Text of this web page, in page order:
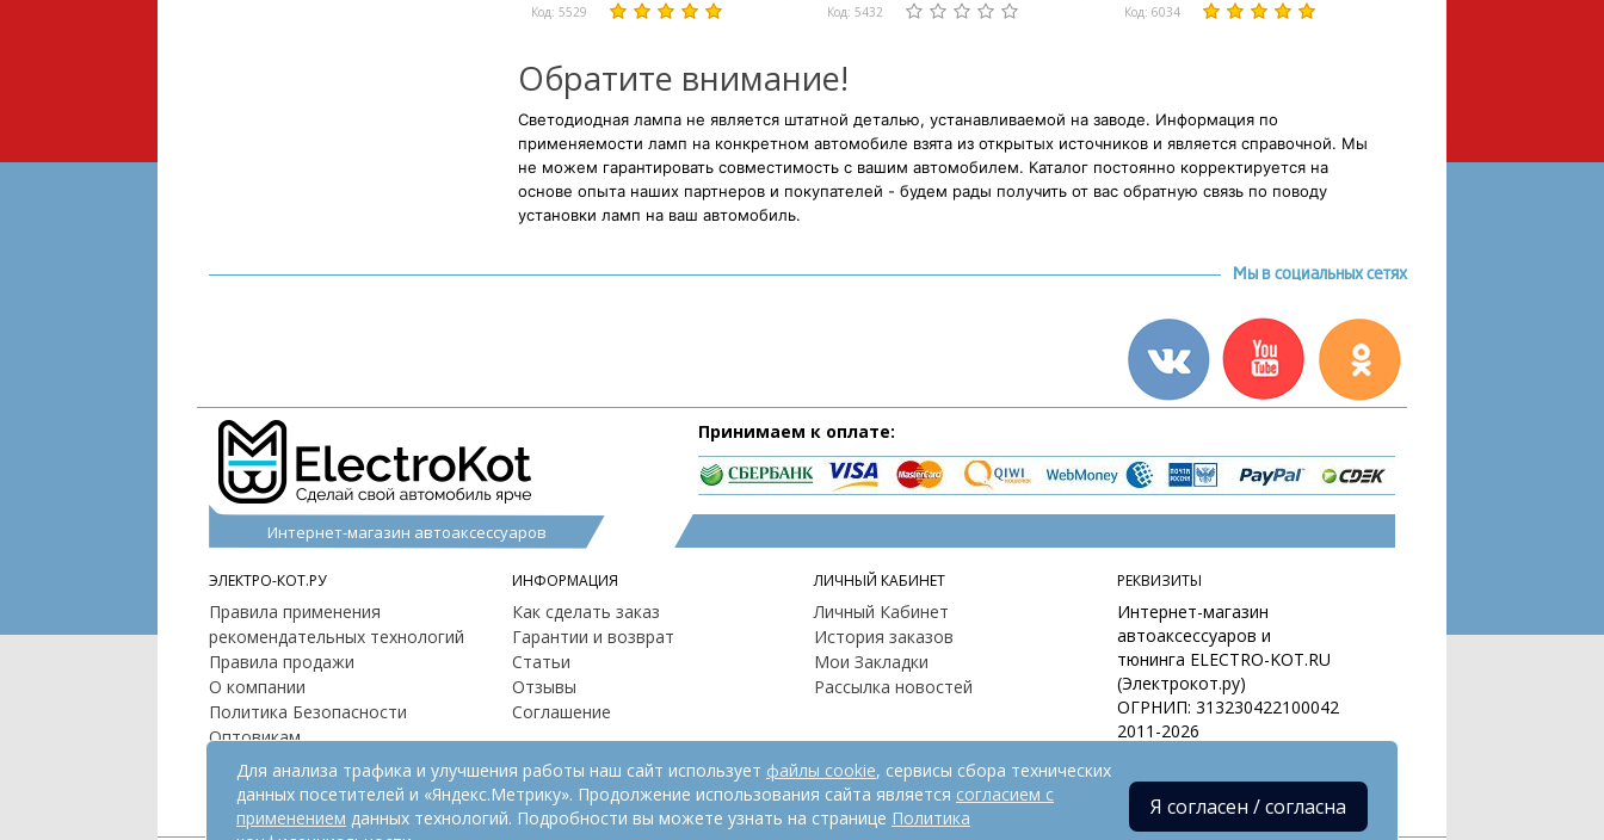
Код: 5529 Код: 5432 Код: 6034
Обратите внимание!
Светодиодная лампа не является штатной деталью, устанавливаемой на заводе. Информация по
применяемости ламп на конкретном автомобиле взята из открытых источников и является справочной. Мы
не можем гарантировать совместимость с вашим автомобилем. Каталог постоянно корректируется на
основе опыта наших партнеров и покупателей - будем рады получить от вас обратную связь по поводу
установки ламп на ваш автомобиль.
Мы в социальных сетях
Интернет-магазин автоаксессуаров
Принимаем к оплате:
ЭЛЕКТРО-КОТ.РУ
Правила применения
рекомендательных технологий
Правила продажи
О компании
Политика Безопасности
Оптовикам
Контакты
Карта сайта
ИНФОРМАЦИЯ
Как сделать заказ
Гарантии и возврат
Статьи
Отзывы
Соглашение
ЛИЧНЫЙ КАБИНЕТ
Личный Кабинет
История заказов
Мои Закладки
Рассылка новостей
РЕКВИЗИТЫ
Интернет-магазин
автоаксессуаров и
тюнинга ELECTRO-KOT.RU
(Электрокот.ру)
ОГРНИП: 313230422100042
2011-2026
Для анализа трафика и улучшения работы наш сайт использует файлы cookie, сервисы сбора технических
данных посетителей и «Яндекс.Метрику». Продолжение использования сайта является согласием с
применением данных технологий. Подробности вы можете узнать на странице Политика
Я согласен / согласна